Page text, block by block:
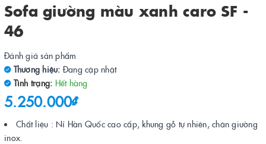
Sofa giường màu xanh caro SF -
46
Đánh giá sản phẩm
Thương hiệu: Đang cập nhật
Tình trạng: Hết hàng
5.250.000₫
Chất liệu : Nỉ Hàn Quốc cao cấp, khung gỗ tự nhiên, chân giường
inox.